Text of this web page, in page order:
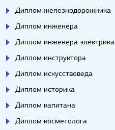
Диплом железнодорожника
Диплом инженера
Диплом инженера электрика
Диплом инструктора
Диплом искусствоведа
Диплом историка
Диплом капитана
Диплом косметолога